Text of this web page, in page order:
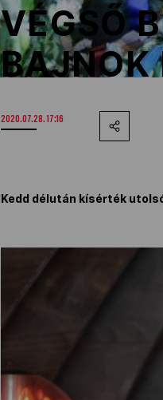
VÉGSŐ
BAJNOK
2020.07.28. 17:16
Kedd délután kísérték